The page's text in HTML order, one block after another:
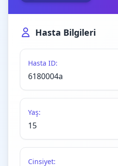
Hasta Bilgileri
Hasta ID:
6180004a
Yaş:
15
Cinsiyet: